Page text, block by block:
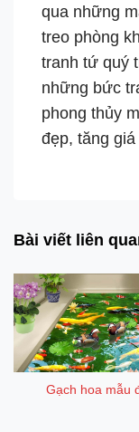
qua những
treo phòng
tranh tứ quý
những bức
phong thủy
đẹp, tăng
Bài viết liên
Gạch hoa mẫu